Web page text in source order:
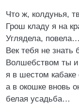
Что ж, колдунья,
Грош кладу я на
Углядела, повела…
Век тебя не знать
Волшебством ты
я в шестом кабаке
а в окошке вновь
белая усадьба…